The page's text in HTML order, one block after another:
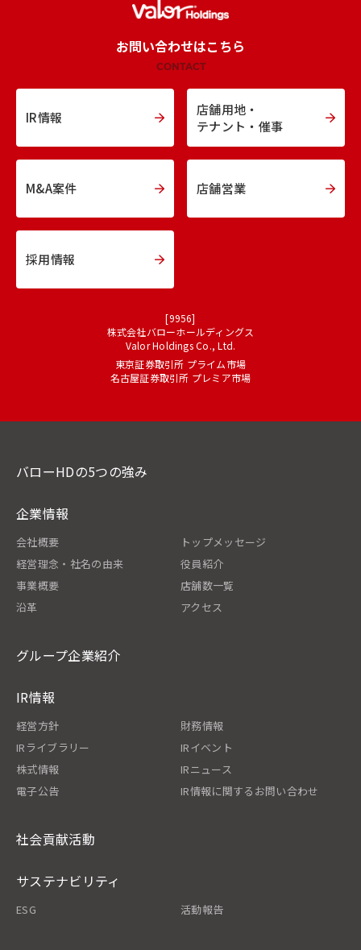
お問い合わせはこちら
CONTACT
IR情報
店舗用地・
テナント・催事
M&A案件 店舗営業
採用情報
[9956]
株式会社バローホールディングス
Valor Holdings Co., Ltd.
東京証券取引所 プライム市場
名古屋証券取引所 プレミア市場
バローHDの5つの強み
企業情報
会社概要
トップメッセージ
経営理念・社名の由来
役員紹介
事業概要
店舗数一覧
沿革
アクセス
グループ企業紹介
IR情報
経営方針
財務情報
IRライブラリー
IRイベント
株式情報
IRニュース
電子公告
IR情報に関するお問い合わせ
社会貢献活動
サステナビリティ
ESG 活動報告